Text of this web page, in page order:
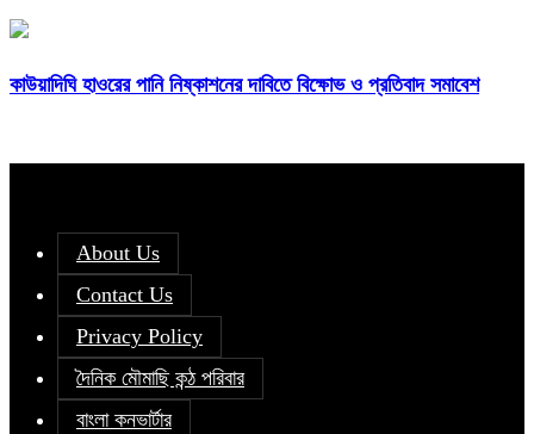
কাউয়াদিঘি হাওরের পানি নিষ্কাশনের দাবিতে বিক্ষোভ ও প্রতিবাদ সমাবেশ
About Us
Contact Us
Privacy Policy
দৈনিক মৌমাছি কন্ঠ পরিবার
বাংলা কনভার্টার